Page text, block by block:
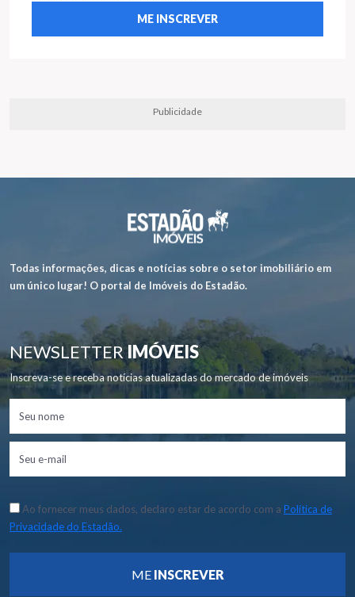
Publicidade
Todas informações, dicas e notícias sobre o setor imobiliário em
um único lugar! O portal de Imóveis do Estadão.
NEWSLETTERIMÓVEIS
Inscreva-se e receba notícias atualizadas do mercado de imóveis
Ao fornecer meus dados, declaro estar de acordo com a Política de
Privacidade do Estadão.
ME INSCREVER